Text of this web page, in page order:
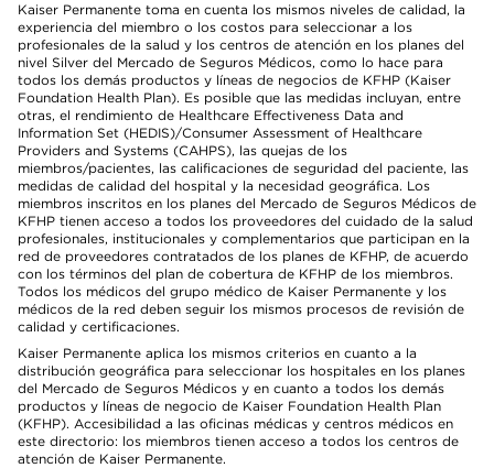
Kaiser Permanente toma en cuenta los mismos niveles de calidad, la
experiencia del miembro o los costos para seleccionar a los
profesionales de la salud y los centros de atención en los planes del
nivel Silver del Mercado de Seguros Médicos, como lo hace para
todos los demás productos y líneas de negocios de KFHP (Kaiser
Foundation Health Plan). Es posible que las medidas incluyan, entre
otras, el rendimiento de Healthcare Effectiveness Data and
Information Set (HEDIS)/Consumer Assessment of Healthcare
Providers and Systems (CAHPS), las quejas de los
miembros/pacientes, las calificaciones de seguridad del paciente, las
medidas de calidad del hospital y la necesidad geográfica. Los
miembros inscritos en los planes del Mercado de Seguros Médicos de
KFHP tienen acceso a todos los proveedores del cuidado de la salud
profesionales, institucionales y complementarios que participan en la
red de proveedores contratados de los planes de KFHP, de acuerdo
con los términos del plan de cobertura de KFHP de los miembros.
Todos los médicos del grupo médico de Kaiser Permanente y los
médicos de la red deben seguir los mismos procesos de revisión de
calidad y certificaciones.
Kaiser Permanente aplica los mismos criterios en cuanto a la
distribución geográfica para seleccionar los hospitales en los planes
del Mercado de Seguros Médicos y en cuanto a todos los demás
productos y líneas de negocio de Kaiser Foundation Health Plan
(KFHP). Accesibilidad a las oficinas médicas y centros médicos en
este directorio: los miembros tienen acceso a todos los centros de
atención de Kaiser Permanente.